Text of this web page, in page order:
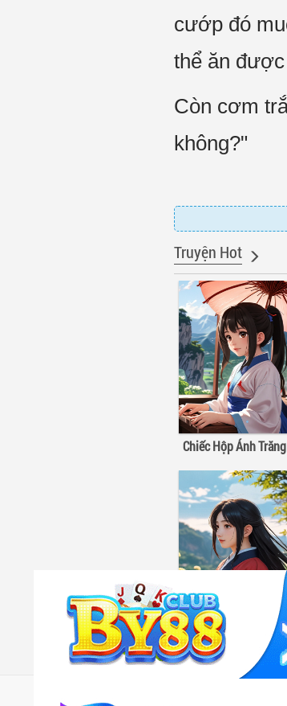
cướp đó
thể ăn
Còn cơm
không?"
Truyện Hot
Chiếc Hộp Ánh Trăng
Đầu Xuân Tươi Sáng